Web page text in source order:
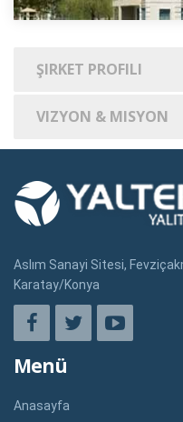
ŞIRKET PROFILI
VIZYON & MISYON
Aslım Sanayi Sitesi,
Karatay/Konya
Menü
Anasayfa